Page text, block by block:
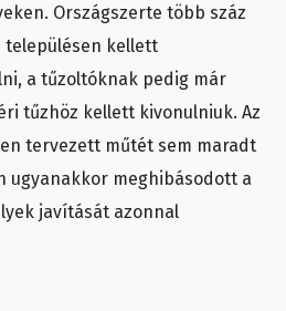
Országszerte több száz
településen kellett
a tűzoltóknak pedig már
tűzhöz kellett kivonulniuk. Az
tervezett műtét sem maradt
ugyanakkor meghibásodott a
javítását azonnal